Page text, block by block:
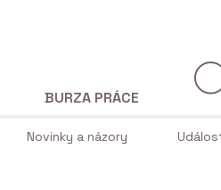
Novinky a názory
BURZA PRÁCE